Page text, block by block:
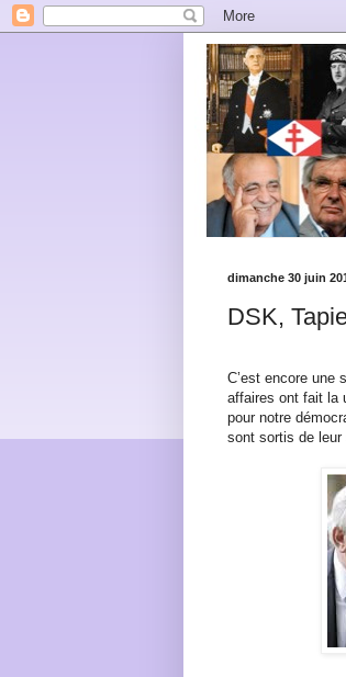
dimanche 30 juin
DSK,
C’est encore une
affaires ont fait la
pour notre
sont sortis de leur